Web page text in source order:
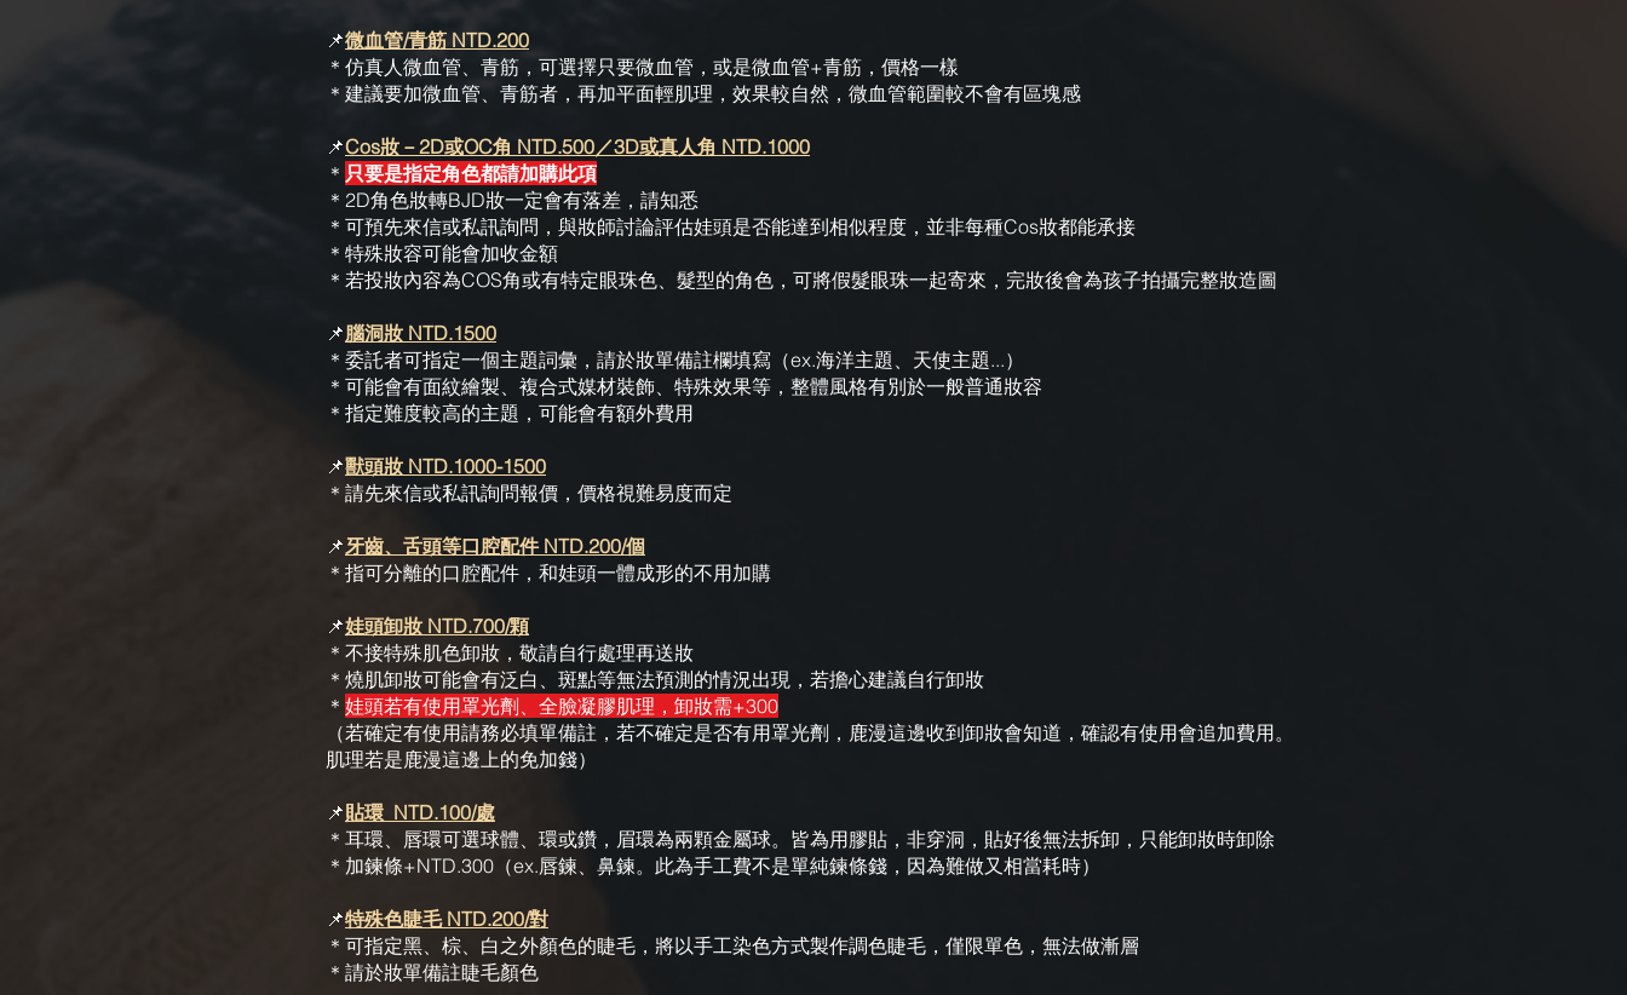
📌微血管/青筋 NTD.200
＊仿真人微血管、青筋，可選擇只要微血管，或是微血管+青筋，價格一樣
＊建議要加微血管、青筋者，再加平面輕肌理，效果較自然，微血管範圍較不會有區塊感
📌Cos妝－2D或OC角 NTD.500／3D或真人角 NTD.1000
＊ 只要是指定角色都請加購此項
＊2D角色妝轉BJD妝一定會有落差，請知悉
＊可預先來信或私訊詢問，與妝師討論評估​娃頭是否能達到相似程度，並非每種Cos妝都能承接
＊特殊妝容可能會加收金額
＊若投妝內容為COS角或有特定眼珠色、髮型的角色，可將假髮眼珠一起寄來，完妝後會為孩子拍攝完整妝造圖
📌腦洞妝 NTD.1500
＊委託者可指定一個主題詞彙，請於妝單備註欄填寫（ex.海洋主題、天使主題...）
＊可能會有面紋繪製、複合式媒材裝飾、特殊效果等，整體風格有別於一般普通妝容
＊指定難度較高的主題，可能會有額外費用
📌獸頭妝 NTD.1000-1500
＊請先來信或私訊詢問報價，價格視難易度而定
📌牙齒、舌頭等口腔配件 NTD.200/個
＊指可分離的口腔配件，和娃頭一體成形的不用加購
📌娃頭卸妝 NTD.700/顆
＊不接特殊肌色卸妝，敬請自行處理再送妝
＊燒肌卸妝可能會有泛白、斑點等無法預測的情況出現，若擔心建議自行卸妝
＊ 娃頭若有使用罩光劑、全臉凝膠肌理，卸妝需+300
（若確定有使用請務必填單備註，若不確定是否有用罩光劑，鹿漫這邊收到卸妝會知道，確認有使用會追加費用。
肌理若是鹿漫這邊上的免加錢）
📌貼環 NTD.100/處
＊耳環、唇環可選球體、環或鑽，眉環為兩顆金屬球。皆為用膠貼，非穿洞，貼好後無法拆卸，只能卸妝時卸除
​＊加鍊條+NTD.300（ex.唇鍊、鼻鍊。此為手工費不是單純鍊條錢，因為難做又相當耗時）
📌特殊色睫毛 NTD.200/對
＊可指定黑、棕、白之外顏色的睫毛，將以手工染色方式製作調色睫毛，僅限單色，無法做漸層
＊請於妝單備註睫毛顏色